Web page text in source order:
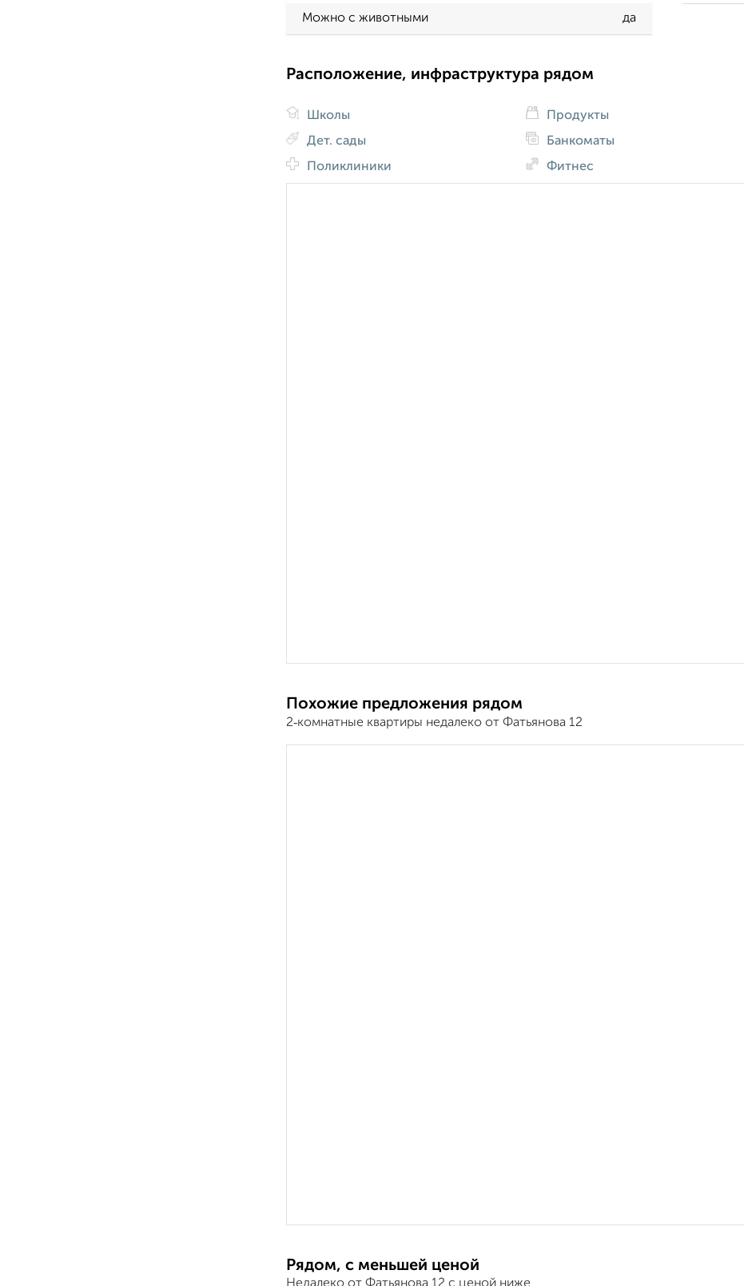
Можно с животными да
Расположение, инфраструктура рядом
Школы
Дет. сады
Поликлиники
Продукты
Банкоматы
Фитнес
Похожие предложения рядом
2‑комнатные квартиры недалеко от Фатьянова 12
Рядом, с меньшей ценой